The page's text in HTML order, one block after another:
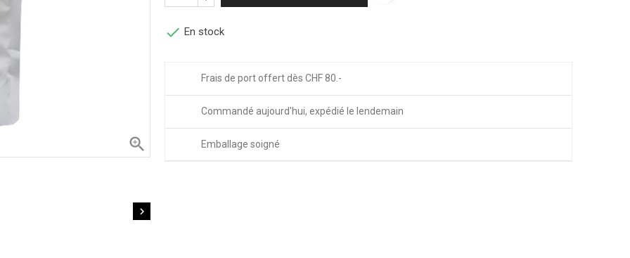


 En stock
Frais de port offert dès CHF 80.-
Commandé aujourd'hui, expédié le lendemain
Emballage soigné